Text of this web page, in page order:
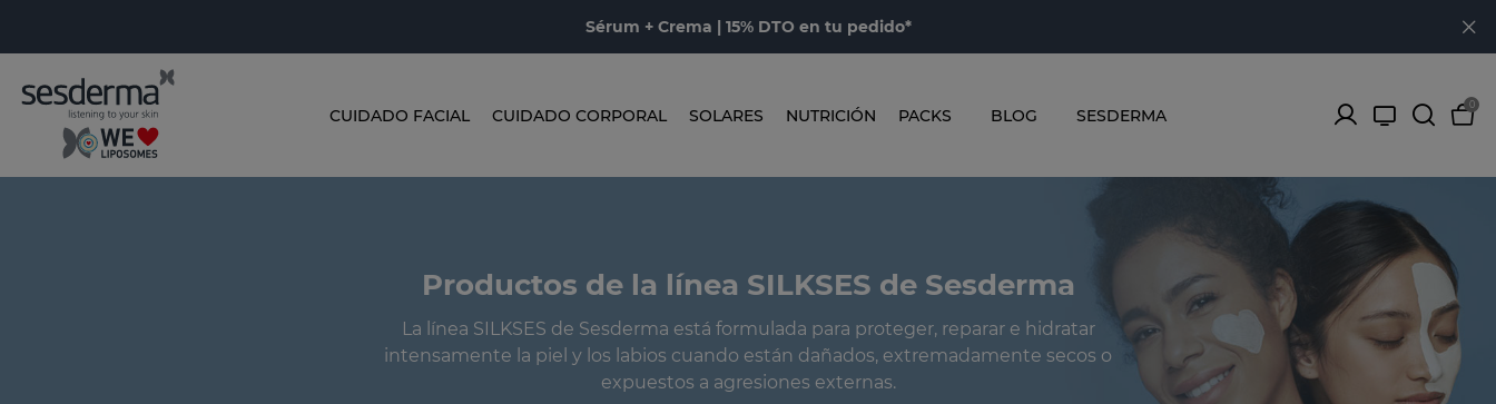
Sérum + Crema | 15% DTO en tu pedido*
CUIDADO FACIAL CUIDADO CORPORAL SOLARES NUTRICIÓN PACKS BLOG SESDERMA
0
Productos de la línea SILKSES de Sesderma
La línea SILKSES de Sesderma está formulada para proteger, reparar e hidratar
intensamente la piel y los labios cuando están dañados, extremadamente secos o
expuestos a agresiones externas.